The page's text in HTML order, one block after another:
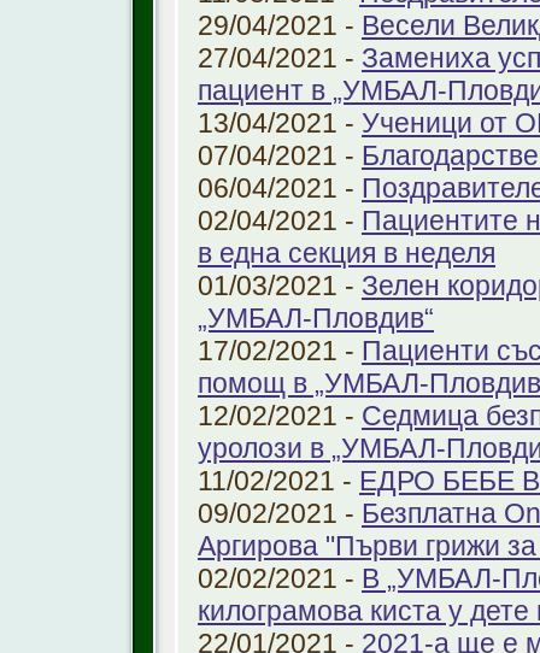
29/04/2021 - Весели
27/04/2021 - Замениха
пациент в „УМБАЛ-
13/04/2021 - Ученици от
07/04/2021 -
06/04/2021 -
02/04/2021 - Пациентите
в една секция в неделя
01/03/2021 - Зелен
„УМБАЛ-Пловдив“
17/02/2021 - Пациенти
помощ в „УМБАЛ-
12/02/2021 - Седмица
уролози в „УМБАЛ-
11/02/2021 - ЕДРО БЕБЕ
09/02/2021 - Безплатна
Аргирова "Първи грижи
02/02/2021 - В „УМБАЛ-
килограмова киста у дете
22/01/2021 - 2021-а ще е